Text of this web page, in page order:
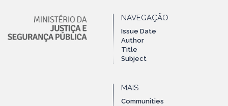
NAVEGAÇÃO
Issue Date
Author
Title
Subject
MAIS
Communities